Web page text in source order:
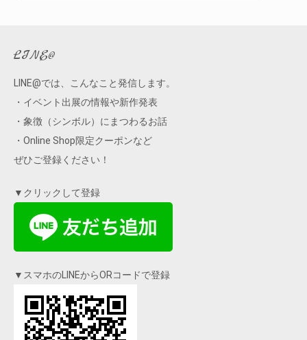
LINE@
LINE@では、こんなこと発信します。
・イベント出展の情報や新作発表
・象徴（シンボル）にまつわるお話
・Online Shop限定クーポンなど
ぜひご登録ください！
▼クリックして登録
▼スマホのLINEからORコードで登録